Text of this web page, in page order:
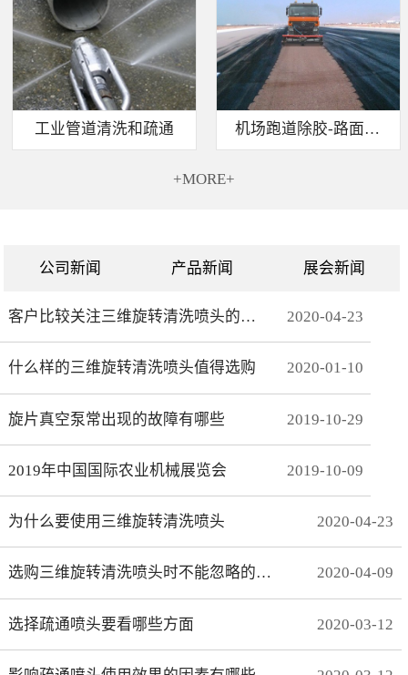
工业管道清洗和疏通 机场跑道除胶-路面标线清除
+MORE+
公司新闻 产品新闻 展会新闻
客户比较关注三维旋转清洗喷头的哪些方面 2020-04-23
什么样的三维旋转清洗喷头值得选购 2020-01-10
旋片真空泵常出现的故障有哪些 2019-10-29
2019年中国国际农业机械展览会 2019-10-09
为什么要使用三维旋转清洗喷头 2020-04-23
选购三维旋转清洗喷头时不能忽略的事项有哪些 2020-04-09
选择疏通喷头要看哪些方面 2020-03-12